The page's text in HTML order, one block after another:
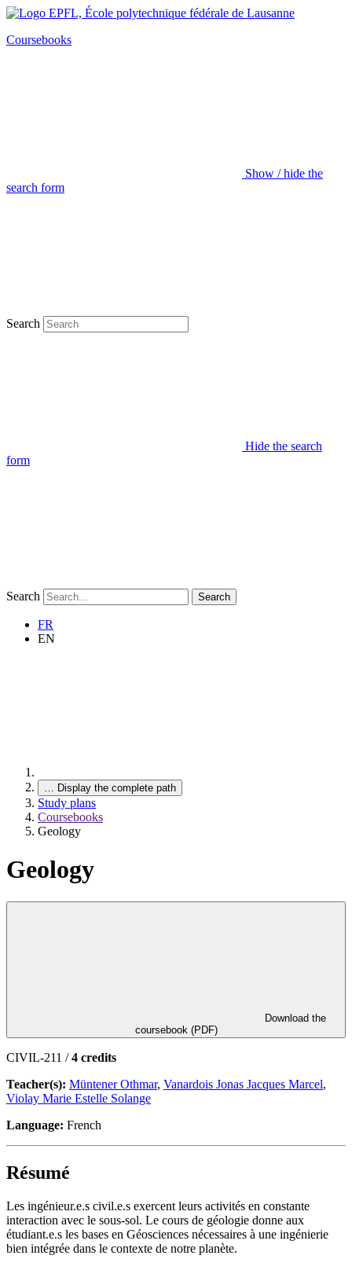
Coursebooks
Show / hide the
search form
Search
Hide the search
form
Search Search
FR
EN
… Display the complete path
Study plans
Coursebooks
Geology
Geology
coursebook (PDF)
CIVIL-211 /4 credits
Teacher(s): Müntener Othmar, Vanardois Jonas Jacques Marcel,
Violay Marie Estelle Solange
Language: French
Résumé
Les ingénieur.e.s civil.e.s exercent leurs activités en constante
interaction avec le sous-sol. Le cours de géologie donne aux
étudiant.e.s les bases en Géosciences nécessaires à une ingénierie
bien intégrée dans le contexte de notre planète.